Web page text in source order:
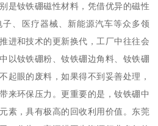
是钕铁硼磁性材料，凭借优异的磁性
、医疗器械、新能源汽车等众多领
进和技术的更新换代，工厂中往往会
以钕铁硼粉、钕铁硼边角料、钕铁硼
起眼的废料，如果得不到妥善处理，
来环保压力。更重要的是，钕铁硼中
素，具有极高的回收利用价值。东莞